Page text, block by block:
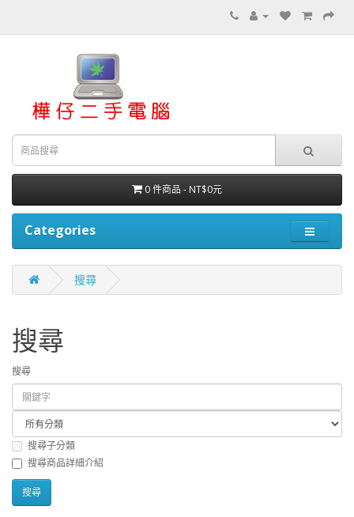
0 件商品 - NT$0元
Categories
搜尋
搜尋
搜尋
搜尋子分類
搜尋商品詳細介紹